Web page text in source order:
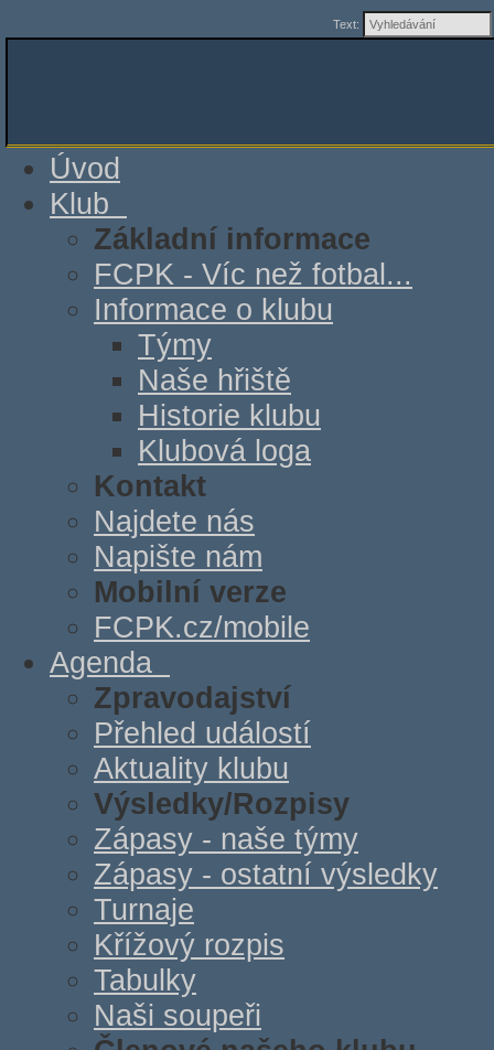
Text:
Úvod
Klub
Základní informace
FCPK - Víc než fotbal...
Informace o klubu
Týmy
Naše hřiště
Historie klubu
Klubová loga
Kontakt
Najdete nás
Napište nám
Mobilní verze
FCPK.cz/mobile
Agenda
Zpravodajství
Přehled událostí
Aktuality klubu
Výsledky/Rozpisy
Zápasy - naše týmy
Zápasy - ostatní výsledky
Turnaje
Křížový rozpis
Tabulky
Naši soupeři